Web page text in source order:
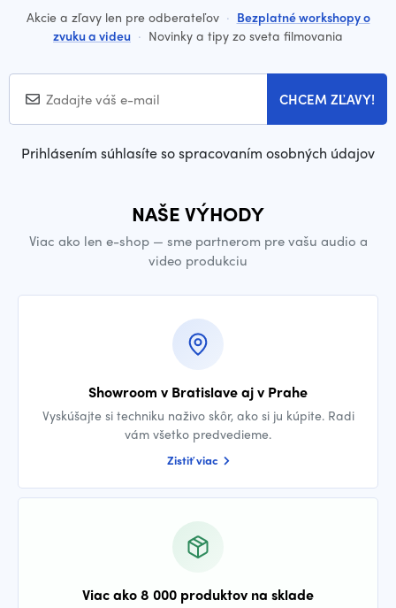
Akcie a zľavy len pre odberateľov · Bezplatné workshopy o
zvuku a videu · Novinky a tipy zo sveta filmovania
CHCEM ZĽAVY!
Prihlásením súhlasíte so spracovaním osobných údajov
NAŠE VÝHODY
Viac ako len e-shop — sme partnerom pre vašu audio a
video produkciu
Showroom v Bratislave aj v Prahe
Vyskúšajte si techniku naživo skôr, ako si ju kúpite. Radi
vám všetko predvedieme.
Zistiť viac
Viac ako 8 000 produktov na sklade